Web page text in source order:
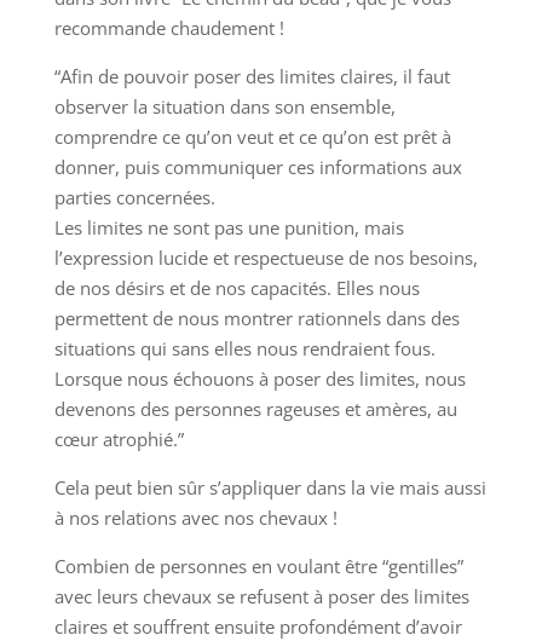
recommande chaudement !
“Afin de pouvoir poser des limites claires, il faut
observer la situation dans son ensemble,
comprendre ce qu’on veut et ce qu’on est prêt à
donner, puis communiquer ces informations aux
parties concernées.
Les limites ne sont pas une punition, mais
l’expression lucide et respectueuse de nos besoins,
de nos désirs et de nos capacités. Elles nous
permettent de nous montrer rationnels dans des
situations qui sans elles nous rendraient fous.
Lorsque nous échouons à poser des limites, nous
devenons des personnes rageuses et amères, au
cœur atrophié.”
Cela peut bien sûr s’appliquer dans la vie mais aussi
à nos relations avec nos chevaux !
Combien de personnes en voulant être “gentilles”
avec leurs chevaux se refusent à poser des limites
claires et souffrent ensuite profondément d’avoir